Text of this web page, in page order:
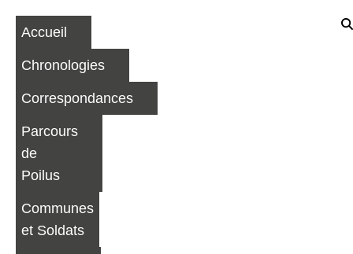
Accueil
Chronologies
Correspondances
Parcours
de
Poilus
Communes
et Soldats